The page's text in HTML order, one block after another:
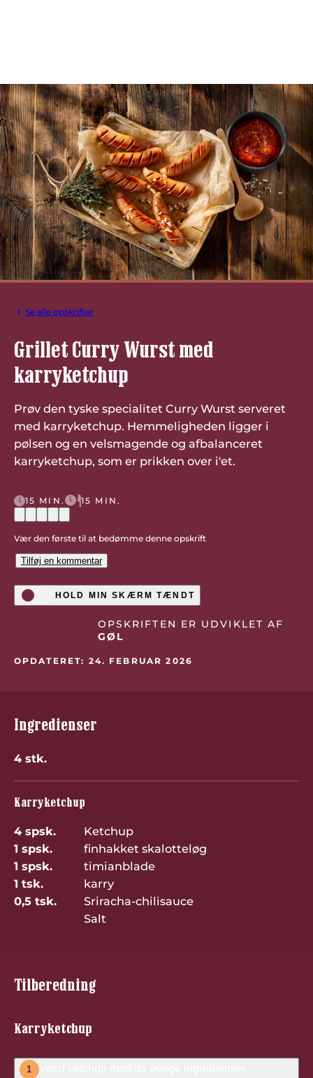
Se alle opskrifter
Grillet Curry Wurst med
karryketchup
Prøv den tyske specialitet Curry Wurst serveret
med karryketchup. Hemmeligheden ligger i
pølsen og en velsmagende og afbalanceret
karryketchup, som er prikken over i'et.
15 MIN. 15 MIN.
Vær den første til at bedømme denne opskrift
Tilføj en kommentar
HOLD MIN SKÆRM TÆNDT
OPSKRIFTEN ER UDVIKLET AF
GØL
OPDATERET: 24. FEBRUAR 2026
Ingredienser
4 stk.
Karryketchup
4 spsk.
Ketchup
1 spsk.
finhakket skalotteløg
1 spsk.
timianblade
1 tsk.
karry
0,5 tsk.
Sriracha-chilisauce
Salt
Tilberedning
Karryketchup
1 Vend ketchup med de øvrige ingredienser.